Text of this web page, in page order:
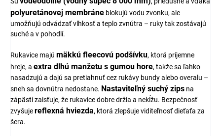
polyuretánovej membráne blokujú vodu zvonku, ale
umožňujú odvádzať vlhkosť a teplo zvnútra – ruky tak zostávajú
suché a v pohodlí.
Rukavice majú mäkkú fleecovú podšívku, ktorá príjemne
hreje, a extra dlhú manžetu s gumou hore, takže sa ľahko
nasadzujú a dajú sa pretiahnuť cez rukávy bundy alebo overalu –
sneh sa dovnútra nedostane. Nastaviteľný suchý zips na
zápästí zaisťuje, že rukavice dobre držia a nekĺžu. Bezpečnosť
zvyšujereflexná hviezda, ktorá zlepšuje viditeľnosť dieťaťa za
šera.